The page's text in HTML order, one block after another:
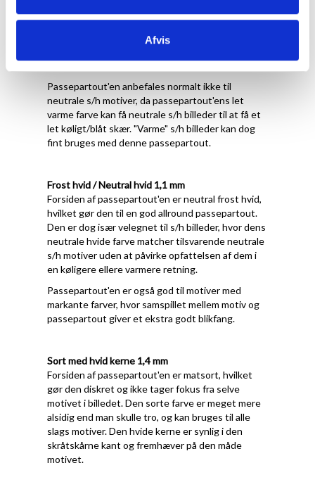
Afvis
porcelænshvid med struktur, hvilket gør den
velegnet til motiver, der har varme farver og/eller
hvid.
Passepartout'en anbefales normalt ikke til
neutrale s/h motiver, da passepartout'ens let
varme farve kan få neutrale s/h billeder til at få et
let køligt/blåt skær. "Varme" s/h billeder kan dog
fint bruges med denne passepartout.
Frost hvid / Neutral hvid 1,1 mm
Forsiden af passepartout'en er neutral frost hvid,
hvilket gør den til en god allround passepartout.
Den er dog især velegnet til s/h billeder, hvor dens
neutrale hvide farve matcher tilsvarende neutrale
s/h motiver uden at påvirke opfattelsen af dem i
en køligere ellere varmere retning.
Passepartout'en er også god til motiver med
markante farver, hvor samspillet mellem motiv og
passepartout giver et ekstra godt blikfang.
Sort med hvid kerne 1,4 mm
Forsiden af passepartout'en er matsort, hvilket
gør den diskret og ikke tager fokus fra selve
motivet i billedet. Den sorte farve er meget mere
alsidig end man skulle tro, og kan bruges til alle
slags motiver. Den hvide kerne er synlig i den
skråtskårne kant og fremhæver på den måde
motivet.